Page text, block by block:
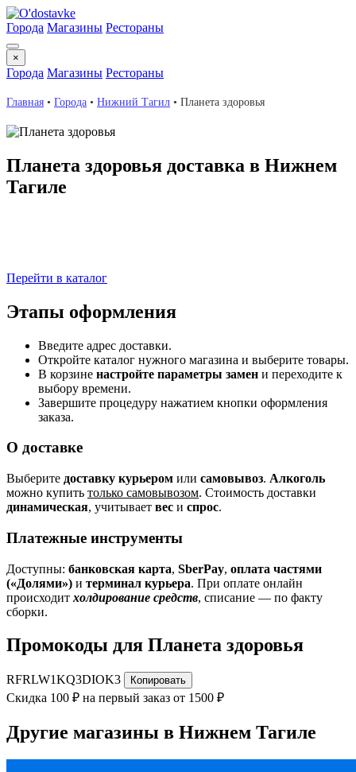
Города Магазины Рестораны
×
Города Магазины Рестораны
Главная • Города • Нижний Тагил • Планета здоровья
Планета здоровья доставка в Нижнем
Тагиле
Перейти в каталог
Этапы оформления
Введите адрес доставки.
Откройте каталог нужного магазина и выберите товары.
В корзине настройте параметры замен и переходите к
выбору времени.
Завершите процедуру нажатием кнопки оформления
заказа.
О доставке
Выберите доставку курьером или самовывоз. Алкоголь
можно купить только самовывозом. Стоимость доставки
динамическая, учитывает вес и спрос.
Платежные инструменты
Доступны: банковская карта, SberPay, оплата частями
(«Долями») и терминал курьера. При оплате онлайн
происходит холдирование средств, списание — по факту
сборки.
Промокоды для Планета здоровья
RFRLW1KQ3DIOK3 Копировать
Скидка 100 ₽ на первый заказ от 1500 ₽
Другие магазины в Нижнем Тагиле